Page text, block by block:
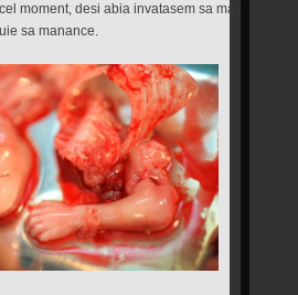
moment, desi abia invatasem sa ma ghidez
sa manance.